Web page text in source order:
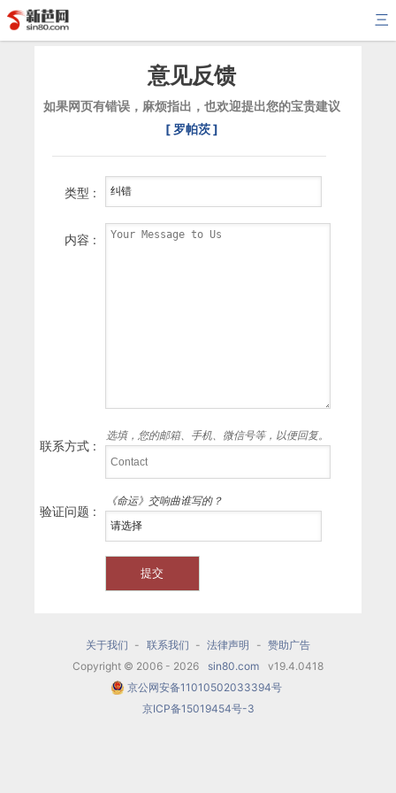
三
意见反馈
如果网页有错误，麻烦指出，也欢迎提出您的宝贵建议
[ 罗帕茨 ]
类型 :
内容 :
联系方式 :
选填，您的邮箱、手机、微信号等，以便回复。
验证问题 :
《命运》交响曲谁写的？
关于我们 - 联系我们 - 法律声明 - 赞助广告
Copyright © 2006 - 2026
sin80.com
v19.4.0418
京公网安备11010502033394号
京ICP备15019454号-3